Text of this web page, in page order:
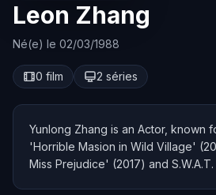
Leon Zhang
Né(e) le 02/03/1988
0 film 2 séries
Yunlong Zhang is an Actor, known
'Horrible Masion in Wild Village'
Miss Prejudice' (2017) and S.W.A.T.